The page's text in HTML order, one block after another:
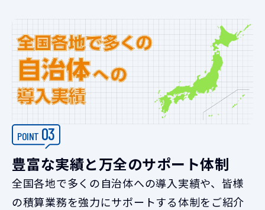
POINT 03
豊富な実績と万全のサポート体制
全国各地で多くの自治体への導入実績や、皆様
の積算業務を強力にサポートする体制をご紹介